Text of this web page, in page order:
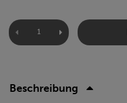
Beschreibung